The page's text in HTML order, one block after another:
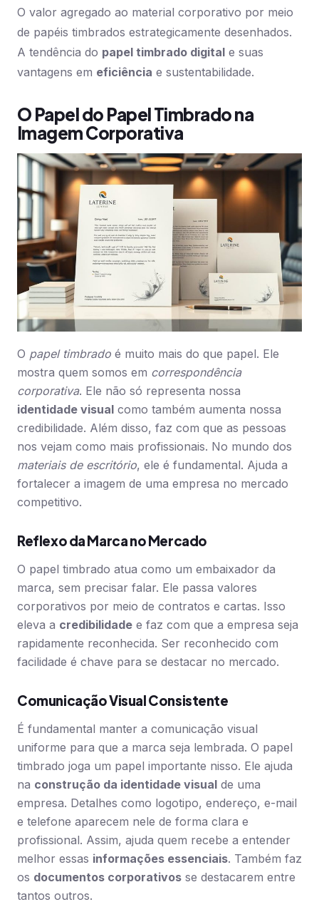
O valor agregado ao material corporativo por meio
de papéis timbrados estrategicamente desenhados.
A tendência do papel timbrado digital e suas
vantagens em eficiência e sustentabilidade.
O Papel do Papel Timbrado na
Imagem Corporativa
O papel timbrado é muito mais do que papel. Ele
mostra quem somos em correspondência
corporativa. Ele não só representa nossa
identidade visual como também aumenta nossa
credibilidade. Além disso, faz com que as pessoas
nos vejam como mais profissionais. No mundo dos
materiais de escritório, ele é fundamental. Ajuda a
fortalecer a imagem de uma empresa no mercado
competitivo.
Reflexo da Marca no Mercado
O papel timbrado atua como um embaixador da
marca, sem precisar falar. Ele passa valores
corporativos por meio de contratos e cartas. Isso
eleva a credibilidade e faz com que a empresa seja
rapidamente reconhecida. Ser reconhecido com
facilidade é chave para se destacar no mercado.
Comunicação Visual Consistente
É fundamental manter a comunicação visual
uniforme para que a marca seja lembrada. O papel
timbrado joga um papel importante nisso. Ele ajuda
na construção da identidade visual de uma
empresa. Detalhes como logotipo, endereço, e-mail
e telefone aparecem nele de forma clara e
profissional. Assim, ajuda quem recebe a entender
melhor essas informações essenciais. Também faz
os documentos corporativos se destacarem entre
tantos outros.